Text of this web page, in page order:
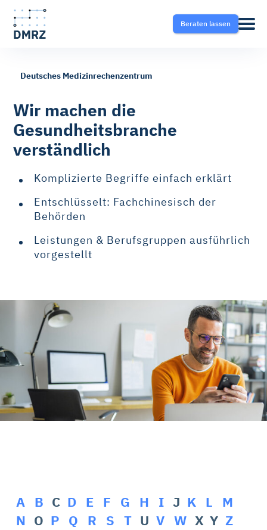
Beraten lassen
Krankentransport- und
Taxisoftware
Krankentransport-App
Fahrtvermittlung
Therapeutensoftware
Pflege-App
Vorfinanzierung
Telematikinfrastruktur (TI)
Krankentransport
Heilmittel
Hilfsmittel
Selektivverträge
FAQ
Ratgeber
Deutsches Medizinrechenzentrum
Wir machen die
Gesundheitsbranche
verständlich
Komplizierte Begriffe einfach erklärt
Entschlüsselt: Fachchinesisch der
Behörden
Leistungen & Berufsgruppen ausführlich
vorgestellt
A B C D E F G H I J K L
M
N O P Q R S T U V W X Y Z